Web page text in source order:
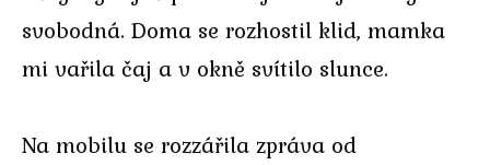
svobodná. Doma se rozhostil klid, mamka
mi vařila čaj a v okně svítilo slunce.
Na mobilu se rozzářila zpráva od